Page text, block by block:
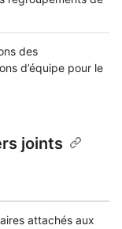
des
d’équipe pour le
joints
attachés aux